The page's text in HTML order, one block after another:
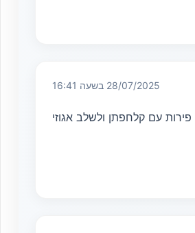
28/07/2025 בשעה 16:41
פירות עם קלחפתן ולשלב אגוזי